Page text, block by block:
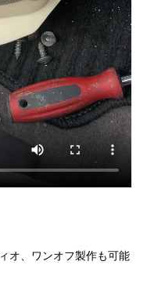
オ、ワンオフ製作も可能